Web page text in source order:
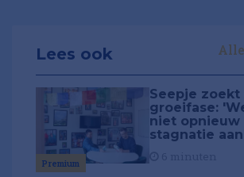
Lees ook
Premium
Seepje zoekt
groeifase:
niet opnieuw
stagnatie